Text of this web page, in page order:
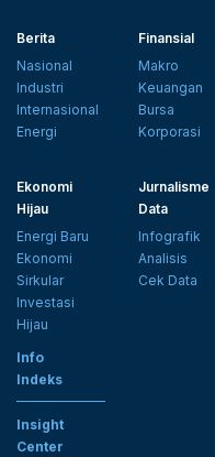
Berita
Nasional
Industri
Internasional
Energi
Finansial
Makro
Keuangan
Bursa
Korporasi
Ekonomi
Hijau
Energi Baru
Ekonomi
Sirkular
Investasi
Hijau
Jurnalisme
Data
Infografik
Analisis
Cek Data
Info
Indeks
Insight
Center